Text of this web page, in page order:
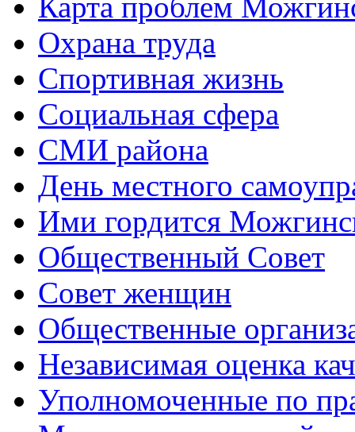
Охрана труда
Спортивная жизнь
Социальная сфера
СМИ района
День местного
Ими гордится
Общественный Совет
Совет женщин
Общественные
Независимая оценка
Уполномоченные по